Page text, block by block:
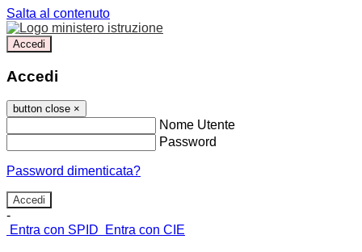
Salta al contenuto
Accedi
Accedi
button close ×
Nome Utente
Password
Password dimenticata?
-
Entra con SPID
Entra con CIE